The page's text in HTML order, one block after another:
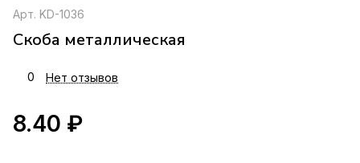
Арт. KD-1036
Скоба металлическая
0 Нет отзывов
8.40 ₽